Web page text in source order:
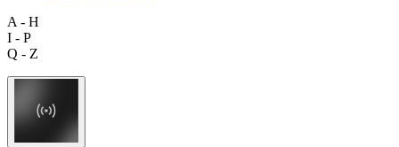
A - H
I - P
Q - Z